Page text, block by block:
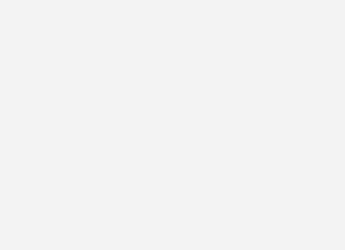
Wirtschaftszone (AWZ) eine rein
vor. Im Koalitionsvertrag ist
Steigerung der Kosteneffizienz ein Teil der
Pipeline als Wasserstoff über das H2-
werden soll. Wird die Flächenplanung
kombinierten Transport von Strom und
drohen laut den Verbänden „rechtliche
planerischer Mehraufwand mit